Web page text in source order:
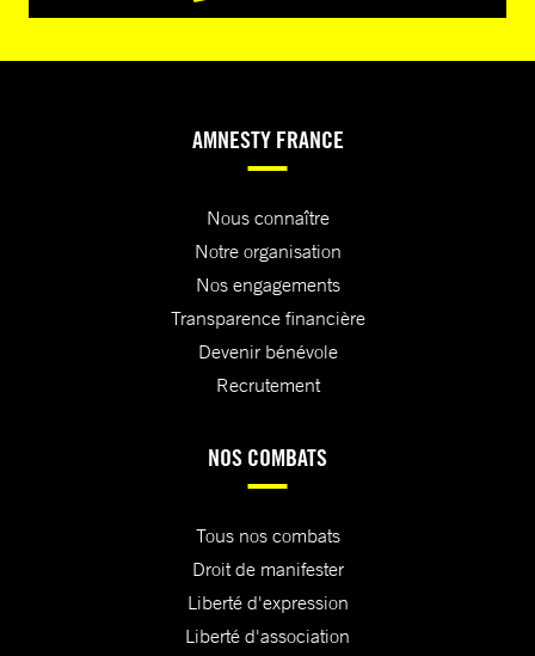
AMNESTY FRANCE
Nous connaître
Notre organisation
Nos engagements
Transparence financière
Devenir bénévole
Recrutement
NOS COMBATS
Tous nos combats
Droit de manifester
Liberté d'expression
Liberté d'association